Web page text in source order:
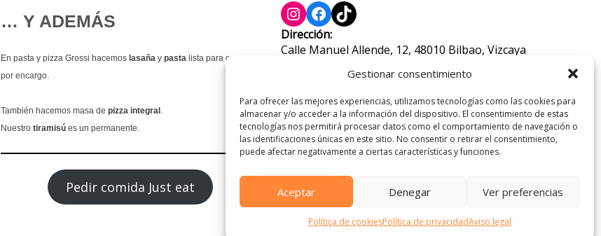
Gestionar consentimiento
Para ofrecer las mejores experiencias, utilizamos tecnologías como las cookies para
almacenar y/o acceder a la información del dispositivo. El consentimiento de estas
tecnologías nos permitirá procesar datos como el comportamiento de navegación o
las identificaciones únicas en este sitio. No consentir o retirar el consentimiento,
puede afectar negativamente a ciertas características y funciones.
Aceptar Denegar Ver preferencias
Política de cookiesPolítica de privacidadAviso legal
… Y ADEMÁS
En pasta y pizza Grossi hacemos lasaña y pasta lista para comer
por encargo.
También hacemos masa de pizza integral .
Nuestro tiramisú es un permanente.
Pedir comida Just eat
Instagram
Facebook
TikTok
Dirección:
Calle Manuel Allende, 12, 48010 Bilbao, Vizcaya
E-mail:
info@pastaypizzagrossi.com